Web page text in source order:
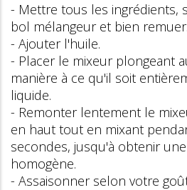
- Mettre tous les ingrédients,
bol mélangeur et bien remuer.
- Ajouter l'huile.
- Placer le mixeur plongeant
manière à ce qu'il soit
liquide.
- Remonter lentement le
en haut tout en mixant
secondes, jusqu'à obtenir
homogène.
- Assaisonner selon votre